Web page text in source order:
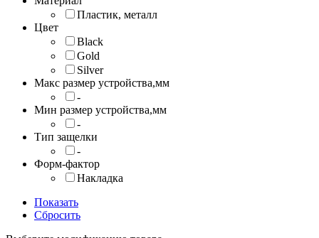
Пластик, металл
Цвет
Black
Gold
Silver
Макс размер устройства,мм
-
Мин размер устройства,мм
-
Тип защелки
-
Форм-фактор
Накладка
Показать
Сбросить